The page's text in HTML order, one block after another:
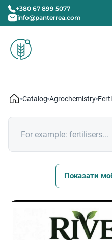
+380 67 899 5077
info@panterrea.com
Catalog Agrochemistry
Показати